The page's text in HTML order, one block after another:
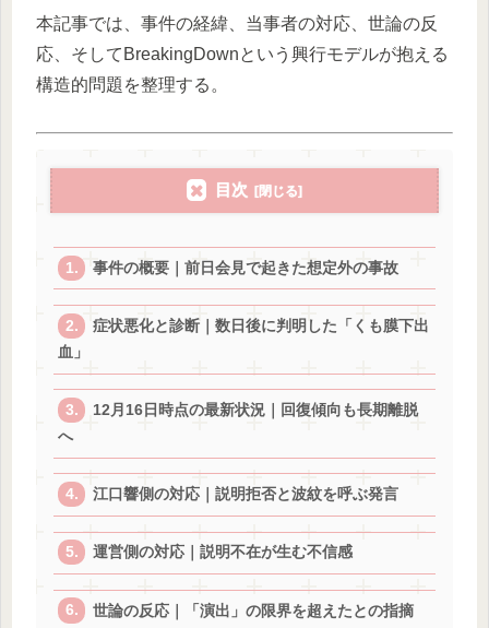
本記事では、事件の経緯、当事者の対応、世論の反
応、そしてBreakingDownという興行モデルが抱える
構造的問題を整理する。
目次
事件の概要｜前日会見で起きた想定外の事故
症状悪化と診断｜数日後に判明した「くも膜下出
血」
12月16日時点の最新状況｜回復傾向も長期離脱
へ
江口響側の対応｜説明拒否と波紋を呼ぶ発言
運営側の対応｜説明不在が生む不信感
世論の反応｜「演出」の限界を超えたとの指摘